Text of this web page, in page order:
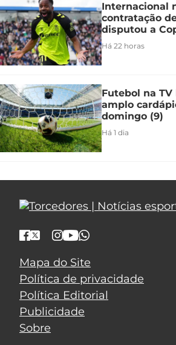
Internacional
contratação
disputou a
Há 22 horas
Futebol na
amplo
domingo (9)
Há 1 dia
Mapa do Site
Política de privacidade
Política Editorial
Publicidade
Sobre